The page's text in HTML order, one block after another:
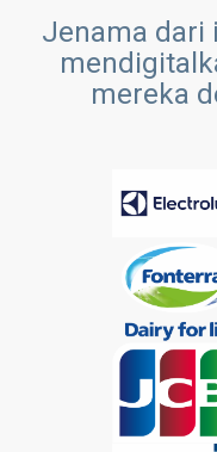
Jenama dari
mereka